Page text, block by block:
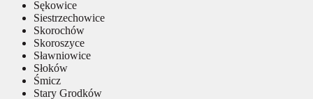
Sękowice
Siestrzechowice
Skorochów
Skoroszyce
Sławniowice
Słoków
Śmicz
Stary Grodków